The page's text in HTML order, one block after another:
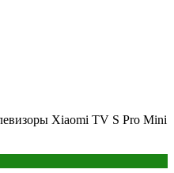
Xiaomi TV S Pro Mini